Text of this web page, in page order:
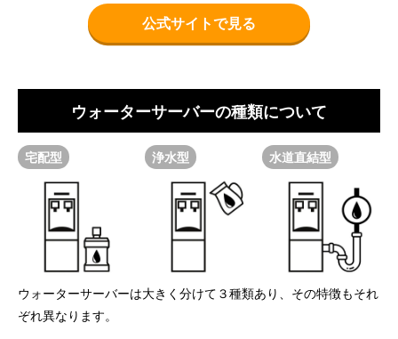
公式サイトで見る
ウォーターサーバーの種類について
宅配型 浄水型 水道直結型
ウォーターサーバーは大きく分けて３種類あり、その特徴もそれ
ぞれ異なります。